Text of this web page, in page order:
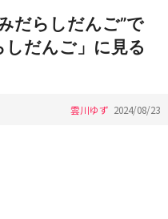
だらしだんご”で
だんご」に見る
雲川ゆず 2024/08/23